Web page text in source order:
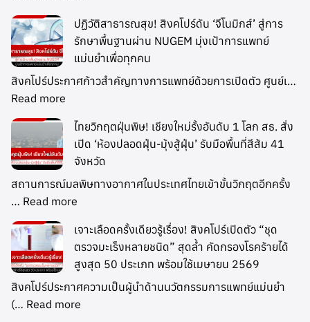
ปฏิวัติสาธารณสุข! สิงคโปร์ดัน ‘จีโนมิกส์’ สู่การ
รักษาพื้นฐานผ่าน NUGEM มุ่งเป้าการแพทย์
แม่นยำเพื่อทุกคน
สิงคโปร์ประกาศก้าวสำคัญทางการแพทย์ด้วยการเปิดตัว ศูนย์เ…
Read more
ไทยวิกฤตฝุ่นพิษ! เชียงใหม่รั้งอันดับ 1 โลก สธ. สั่ง
เปิด ‘ห้องปลอดฝุ่น-มุ้งสู้ฝุ่น’ รับมือพื้นที่สีส้ม 41
จังหวัด
สถานการณ์มลพิษทางอากาศในประเทศไทยเข้าขั้นวิกฤตอีกครั้ง
… Read more
เจาะเลือดครั้งเดียวรู้เรื่อง! สิงคโปร์เปิดตัว “ชุด
ตรวจมะเร็งหลายชนิด” สุดล้ำ คัดกรองโรคร้ายได้
สูงสุด 50 ประเภท พร้อมใช้เมษายน 2569
สิงคโปร์ประกาศความเป็นผู้นำด้านนวัตกรรมการแพทย์แม่นยำ
(… Read more